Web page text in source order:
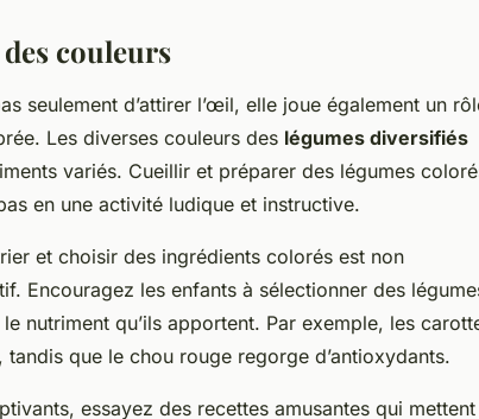
couleurs
seulement d’attirer l’œil, elle joue également un
Les diverses couleurs des légumes diversifiés
variés. Cueillir et préparer des légumes
en une activité ludique et instructive.
et choisir des ingrédients colorés est non
Encouragez les enfants à sélectionner des
nutriment qu’ils apportent. Par exemple, les
que le chou rouge regorge d’antioxydants.
essayez des recettes amusantes qui mettent